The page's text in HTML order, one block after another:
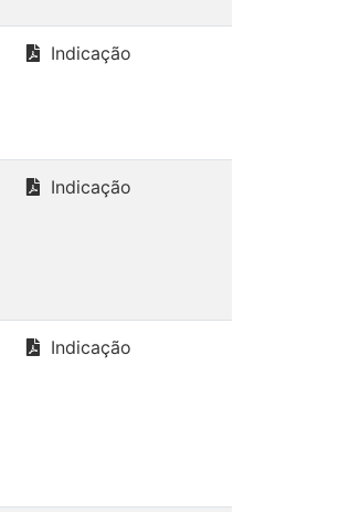
Indicação
Indicação
Indicação